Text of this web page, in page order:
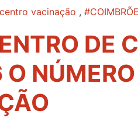
centro vacinação ,
DE
O